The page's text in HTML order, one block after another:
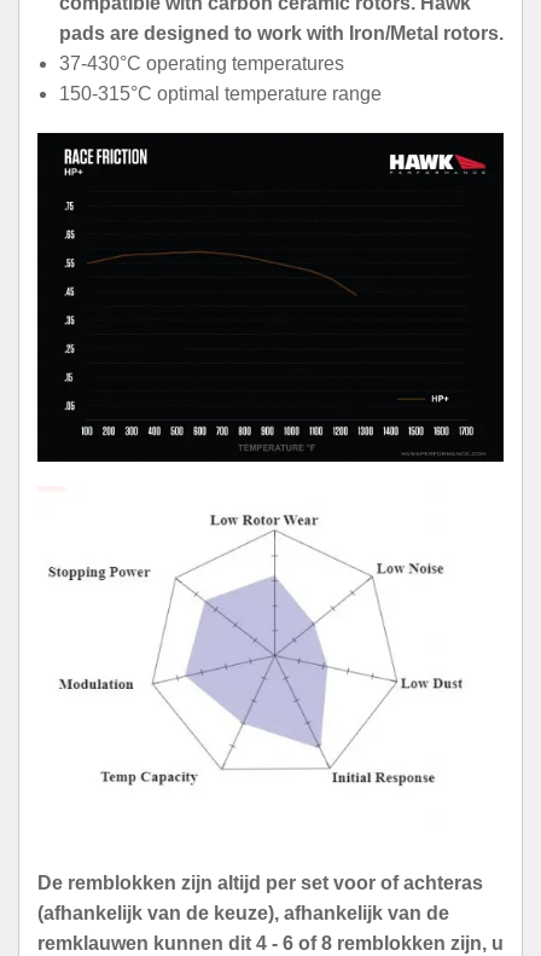
pads are designed to work with Iron/Metal rotors.
37-430°C operating temperatures
150-315°C optimal temperature range
De remblokken zijn altijd per set voor of achteras
(afhankelijk van de keuze), afhankelijk van de
remklauwen kunnen dit 4 - 6 of 8 remblokken zijn, u